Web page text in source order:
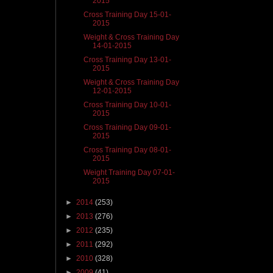
Cross Training Day 15-01-
2015
Weight & Cross Training Day
14-01-2015
Cross Training Day 13-01-
2015
Weight & Cross Training Day
12-01-2015
Cross Training Day 10-01-
2015
Cross Training Day 09-01-
2015
Cross Training Day 08-01-
2015
Weight Training Day 07-01-
2015
► 2014 (253)
► 2013 (276)
► 2012 (235)
► 2011 (292)
► 2010 (328)